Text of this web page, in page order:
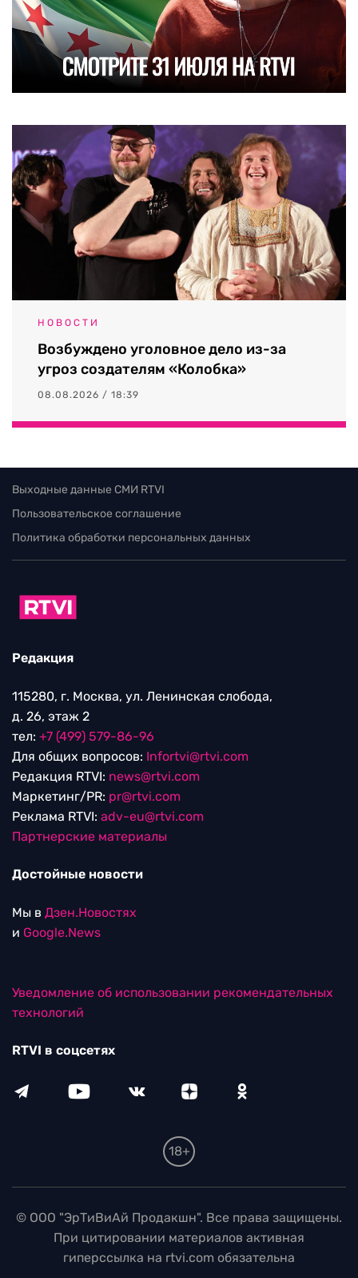
НОВОСТИ
Возбуждено уголовное дело из-за
угроз создателям «Колобка»
08.08.2026 / 18:39
Выходные данные СМИ RTVI
Пользовательское соглашение
Политика обработки персональных данных
Редакция
115280, г. Москва, ул. Ленинская слобода,
д. 26, этаж 2
тел: +7 (499) 579-86-96
Для общих вопросов: Infortvi@rtvi.com
Редакция RTVI: news@rtvi.com
Маркетинг/PR: pr@rtvi.com
Реклама RTVI: adv-eu@rtvi.com
Партнерские материалы
Достойные новости
Мы в Дзен.Новостях
и Google.News
Уведомление об использовании рекомендательных
технологий
RTVI в соцсетях
18+
© ООО "ЭрТиВиАй Продакшн". Все права защищены.
При цитировании материалов активная
гиперссылка на rtvi.com обязательна